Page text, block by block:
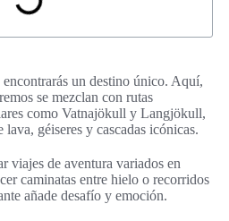
un destino único. Aquí,
se mezclan con rutas
como Vatnajökull y Langjökull,
géiseres y cascadas icónicas.
viajes de aventura variados en
caminatas entre hielo o recorridos
añade desafío y emoción.